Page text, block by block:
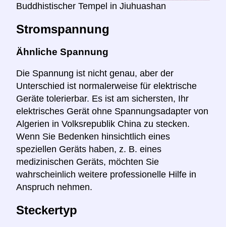
Buddhistischer Tempel in Jiuhuashan
Stromspannung
Ähnliche Spannung
Die Spannung ist nicht genau, aber der
Unterschied ist normalerweise für elektrische
Geräte tolerierbar. Es ist am sichersten, Ihr
elektrisches Gerät ohne Spannungsadapter von
Algerien in Volksrepublik China zu stecken.
Wenn Sie Bedenken hinsichtlich eines
speziellen Geräts haben, z. B. eines
medizinischen Geräts, möchten Sie
wahrscheinlich weitere professionelle Hilfe in
Anspruch nehmen.
Steckertyp